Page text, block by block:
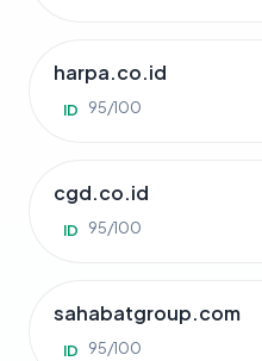
harpa.co.id
ID 95/100
cgd.co.id
ID 95/100
sahabatgroup.com
ID 95/100